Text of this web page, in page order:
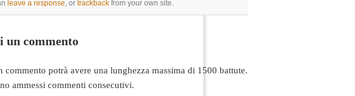
leave a response, or trackback from your own site.
un commento
commento potrà avere una lunghezza massima di 1500 battute.
ammessi commenti consecutivi.